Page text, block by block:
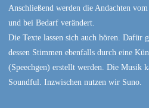
Anschließend werden die Andachten
und bei Bedarf verändert.
Die Texte lassen sich auch hören. Dafür
dessen Stimmen ebenfalls durch eine
(Speechgen) erstellt werden. Die Musik
Soundful. Inzwischen nutzen wir Suno.